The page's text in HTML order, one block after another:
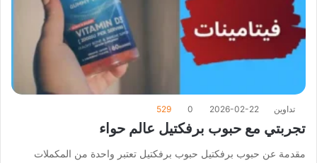
تداوين 2026-02-22
0
529
تجربتي مع حبوب برفكتيل عالم حواء
مقدمة عن حبوب برفكتيل حبوب برفكتيل تعتبر واحدة من المكملات